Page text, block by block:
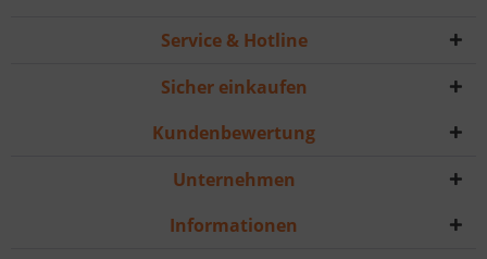
Service & Hotline
Sicher einkaufen
Kundenbewertung
Unternehmen
Informationen